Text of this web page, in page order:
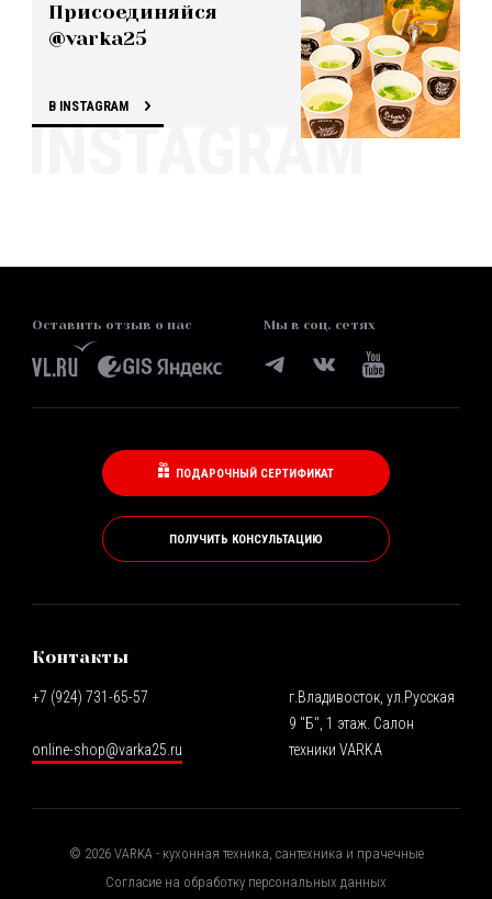
Присоединяйся
@varka25
В INSTAGRAM
Оставить отзыв о нас Мы в соц. сетях
ПОДАРОЧНЫЙ СЕРТИФИКАТ
ПОЛУЧИТЬ КОНСУЛЬТАЦИЮ
Контакты
+7 (924) 731-65-57
online-shop@varka25.ru
г.Владивосток, ул.Русская
9 "Б", 1 этаж. Салон
техники VARKA
© 2026VARKA - кухонная техника, сантехника и прачечные
Согласие на обработку персональных данных